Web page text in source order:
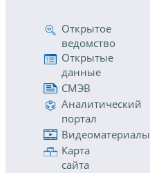
Открытое
ведомство
Открытые
данные
СМЭВ
Аналитический
портал
Видеоматериалы
Карта
сайта